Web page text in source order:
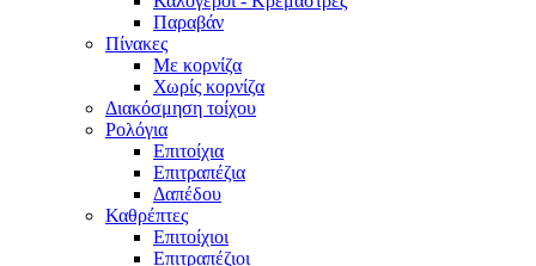
Παραβάν
Πίνακες
Με κορνίζα
Χωρίς κορνίζα
Διακόσμηση τοίχου
Ρολόγια
Επιτοίχια
Επιτραπέζια
Δαπέδου
Καθρέπτες
Επιτοίχιοι
Επιτραπέζιοι